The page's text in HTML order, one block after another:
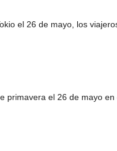
el 26 de mayo, los
primavera el 26 de mayo en